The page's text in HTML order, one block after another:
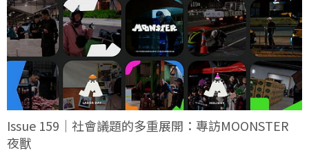
Issue 159｜社會議題的多重展開：專訪MOONSTER
夜獸